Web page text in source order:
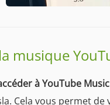
musique
à YouTube
Cela vous permet